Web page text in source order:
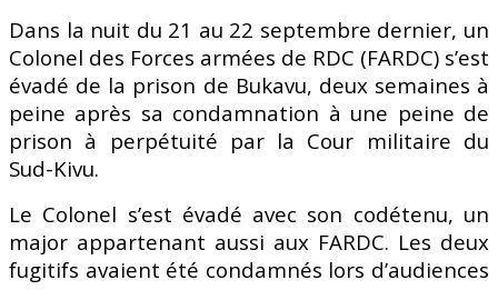
Dans la nuit du 21 au 22 septembre dernier, un
Colonel des Forces armées de RDC (FARDC) s’est
évadé de la prison de Bukavu, deux semaines à
peine après sa condamnation à une peine de
prison à perpétuité par la Cour militaire du
Sud-Kivu.
Le Colonel s’est évadé avec son codétenu, un
major appartenant aussi aux FARDC. Les deux
fugitifs avaient été condamnés lors d’audiences